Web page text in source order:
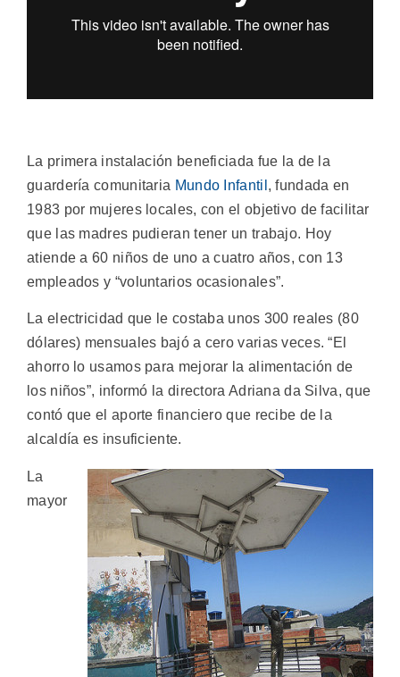
La primera instalación beneficiada fue la de la
guardería comunitaria Mundo Infantil , fundada en
1983 por mujeres locales, con el objetivo de facilitar
que las madres pudieran tener un trabajo. Hoy
atiende a 60 niños de uno a cuatro años, con 13
empleados y “voluntarios ocasionales”.
La electricidad que le costaba unos 300 reales (80
dólares) mensuales bajó a cero varias veces. “El
ahorro lo usamos para mejorar la alimentación de
los niños”, informó la directora Adriana da Silva, que
contó que el aporte financiero que recibe de la
alcaldía es insuficiente.
La
mayor